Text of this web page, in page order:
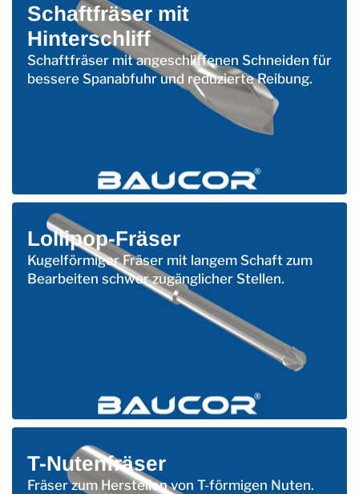
Schaftfräser mit
Hinterschliff
Schaftfräser mit angeschliffenen Schneiden für
bessere Spanabfuhr und reduzierte Reibung.
Lollipop-Fräser
Kugelförmiger Fräser mit langem Schaft zum
Bearbeiten schwer zugänglicher Stellen.
T-Nutenfräser
Fräser zum Herstellen von T-förmigen Nuten.